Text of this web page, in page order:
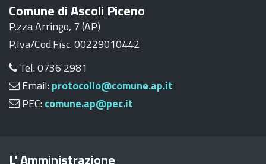
Comune di Ascoli Piceno
P.zza Arringo, 7 (AP)
P.Iva/Cod.Fisc. 00229010442
Tel. 0736 2981
Email: protocollo@comune.ap.it
PEC: comune.ap@pec.it
L' Amministrazione